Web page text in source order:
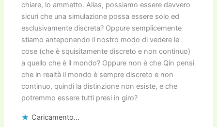
chiare, lo ammetto. Alias, possiamo essere davvero
sicuri che una simulazione possa essere solo ed
esclusivamente discreta? Oppure semplicemente
stiamo anteponendo il nostro modo di vedere le
cose (che è squisitamente discreto e non continuo)
a quello che è il mondo? Oppure non è che Qin pensi
che in realtà il mondo è sempre discreto e non
continuo, quindi la distinzione non esiste, e che
potremmo essere tutti presi in giro?
Caricamento...